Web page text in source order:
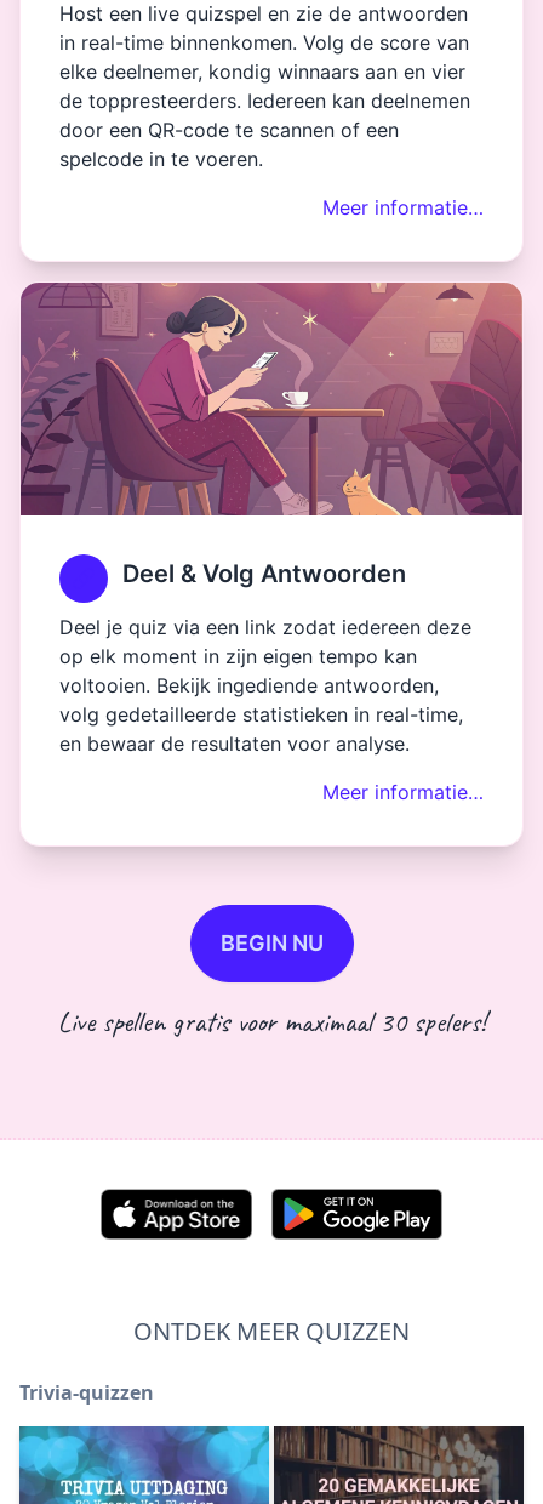
Host een live quizspel en zie de antwoorden
in real-time binnenkomen. Volg de score van
elke deelnemer, kondig winnaars aan en vier
de toppresteerders. Iedereen kan deelnemen
door een QR-code te scannen of een
spelcode in te voeren.
Meer informatie…
Deel & Volg Antwoorden
Deel je quiz via een link zodat iedereen deze
op elk moment in zijn eigen tempo kan
voltooien. Bekijk ingediende antwoorden,
volg gedetailleerde statistieken in real-time,
en bewaar de resultaten voor analyse.
Meer informatie…
BEGIN NU
Live spellen gratis voor maximaal 30 spelers!
ONTDEK MEER QUIZZEN
Trivia-quizzen